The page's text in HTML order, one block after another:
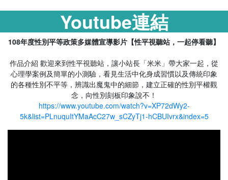
Youtube連結
108年度性別平等政策多媒體宣導影片【性平視聽站，一起停看聽】
作品介紹 歡迎來到性平視聽站，讓小站長「米米」帶大家一起，從
心理學案例及簡單的小測驗，看見生活中化身成習慣以及傳統印象
的各種性別不平等，辨識出魔鬼中的細節，建立正確的性別平權觀
念，向性別刻板印象說不！
https://www.youtube.com/watch?v=XP72dWy2-
5k&list=PLnuquItYMaAcC27w_sCZyTj1-hCBUIvrx&index=5